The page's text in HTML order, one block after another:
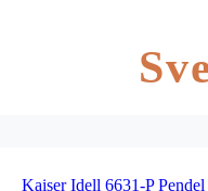
Kaiser Idell 6631-P